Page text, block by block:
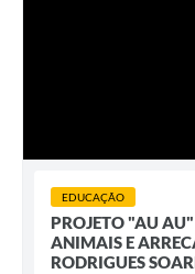
EDUCAÇÃO
PROJETO "AU
ANIMAIS E
RODRIGUES